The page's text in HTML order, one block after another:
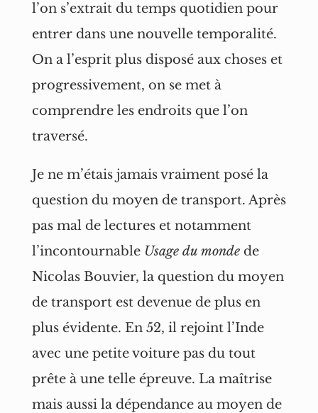
l’on s’extrait du temps quotidien pour
entrer dans une nouvelle temporalité.
On a l’esprit plus disposé aux choses et
progressivement, on se met à
comprendre les endroits que l’on
traversé.
Je ne m’étais jamais vraiment posé la
question du moyen de transport. Après
pas mal de lectures et notamment
l’incontournable Usage du mondede
Nicolas Bouvier, la question du moyen
de transport est devenue de plus en
plus évidente. En 52, il rejoint l’Inde
avec une petite voiture pas du tout
prête à une telle épreuve. La maîtrise
mais aussi la dépendance au moyen de